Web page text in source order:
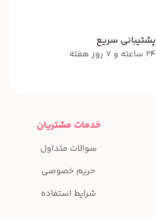
پشتیبانی سریع
24 ساعته و 7 روز هفته
خدمات مشتریان
سوالات متداول
حریم خصوصی
شرایط استفاده